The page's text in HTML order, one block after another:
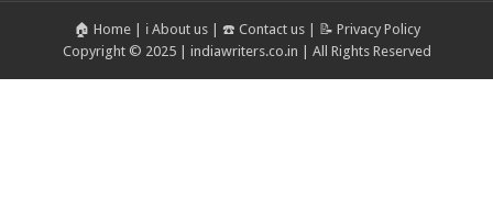
🏠 Home| ℹ️ About us| ☎️ Contact us| 📝 Privacy Policy
Copyright © 2025 | indiawriters.co.in | All Rights Reserved